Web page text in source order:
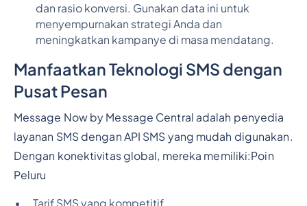
dan rasio konversi. Gunakan data ini untuk
menyempurnakan strategi Anda dan
meningkatkan kampanye di masa mendatang.
Manfaatkan Teknologi SMS dengan
Pusat Pesan
Message Now by Message Central adalah penyedia
layanan SMS dengan API SMS yang mudah digunakan.
Dengan konektivitas global, mereka memiliki:Poin
Peluru